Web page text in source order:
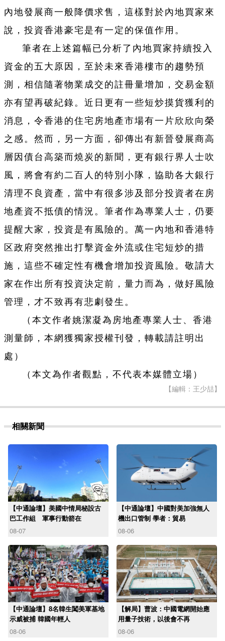
內地發展商一般降價求售，這樣對於內地買家來
說，投資香港豪宅是有一定的保值作用。
筆者在上述篇幅已分析了內地買家持續投入
資金的五大原因，至於未來香港樓市的趨勢預
測，相信隨著物業成交的註冊量增加，交易金額
亦有望再破紀錄。近日更有一些短炒摸貨獲利的
消息，令香港的住宅房地產市場有一片欣欣向榮
之感。然而，另一方面，卻傳出有新晉發展商高
層因債台高築而燒炭的新聞，更有銀行界人士吹
風，將會有約二百人的特別小隊，協助各大銀行
清理不良資產，當中有很多涉及部分投資者在房
地產資不抵債的情況。筆者作為專業人士，仍要
提醒大家，投資是有風險的。萬一內地和香港特
区政府突然推出打擊資金外流或住宅短炒的措
施，這些不確定性有機會增加投資風險。敬請大
家在作出所有投資決定前，量力而為，做好風險
管理，才不致再有悲劇發生。
（本文作者姚潔凝為房地產專業人士、香港
測量師，本網獲獨家授權刊發，轉載請註明出
處）
（本文為作者觀點，不代表本媒體立場）
【編輯：王少喆】
相關新聞
【中通論壇】美國中情局秘設古
巴工作組 軍事行動箭在
08-07
【中通論壇】中國對美加強無人
機出口管制 學者：貿易
08-06
【中通論壇】8名韓生闖美軍基地
示威被捕 韓國年輕人
08-06
【解局】曹波：中國電網開始應
用量子技術，以後會不再
08-06